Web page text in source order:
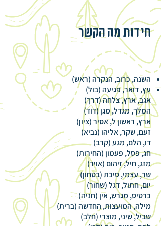
חידות מה הקשר
השנה, כרוב, הנקרה (ראש)
עץ, דואר, פגיעה (בול)
אגב, ארץ, צלחה (דרך)
המלך, מגדל, מגן (דוד)
ארץ, ראשון ל, אסיר (ציון)
זעם, שקר, אליהו (נביא)
דו, הלם, מגע (קרב)
חג, פסל, פעמון (החירות)
מזג, חיל, זיהום (אויר)
שר, עצמי, סיכת (בטחון)
יום, חתול, דגל (שחור)
כרטיס, מגרש, אין (חניה)
מילה, המועצות, החדשה (ברית)
שביל, שיני, מוצרי (חלב)